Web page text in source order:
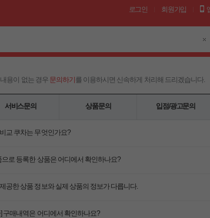
로그인 회원가입
용이 없는 경우 문의하기 를 이용하시면 신속하게 처리해 드리겠습니다.
서비스문의 상품문의 입점/광고문의
교 쿠차는 무엇인가요?
으로 등록한 상품은 어디에서 확인하나요?
공한 상품 정보와 실제 상품의 정보가 다릅니다.
] 구매내역은 어디에서 확인하나요?